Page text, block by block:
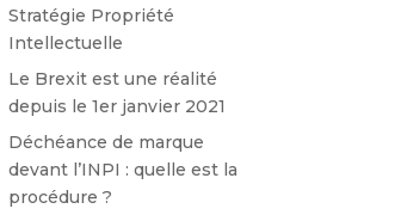
Stratégie Propriété
Intellectuelle
Le Brexit est une réalité
depuis le 1er janvier 2021
Déchéance de marque
devant l’INPI : quelle est la
procédure ?